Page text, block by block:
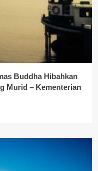
Buddha Hibahkan
Murid – Kementerian